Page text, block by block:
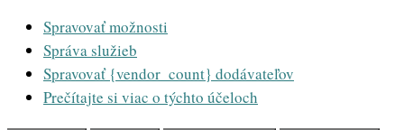
Spravovať možnosti
Správa služieb
Spravovať {vendor_count} dodávateľov
Prečítajte si viac o týchto účeloch